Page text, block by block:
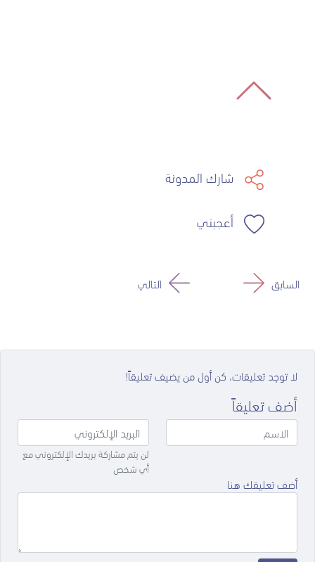
شارك المدونة
أعجبني
السابق التالي
لا توجد تعليقات، كن أول من يضيف تعليقاً!
أضف تعليقاً
لن يتم مشاركة بريدك الإلكتروني مع
أي شخص
أضف تعليقك هنا